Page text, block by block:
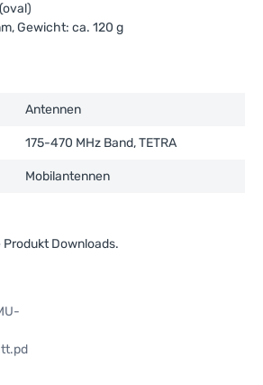
Gewicht: ca. 120 g
Antennen
175-470 MHz Band, TETRA
Mobilantennen
Downloads.